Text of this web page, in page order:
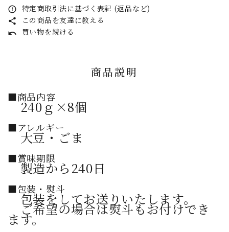
error_outline 特定商取引法に基づく表記 (返品など)
share この商品を友達に教える
undo 買い物を続ける
商品説明
■商品内容
240ｇ×8個
■アレルギー
大豆・ごま
■賞味期限
製造から240日
■包装・熨斗
包装をしてお送りいたします。
ご希望の場合は熨斗もお付けでき
ます。